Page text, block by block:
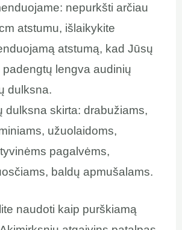
nepurkšti arčiau
atstumu, išlaikykite
atstumą, kad Jūsų
padengtų lengva audinių
dulksna.
dulksna skirta: drabužiams,
užuolaidoms,
pagalvėms,
baldų apmušalams.
naudoti kaip purškiamą